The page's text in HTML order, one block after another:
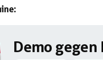
Demo